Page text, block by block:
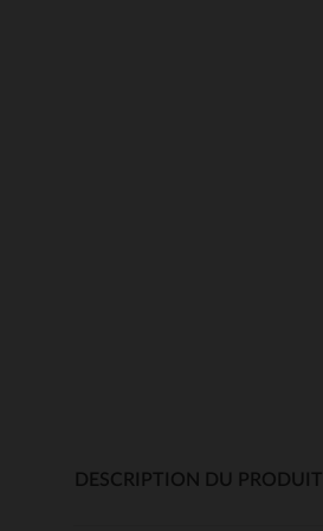
DESCRIPTION DU PRODUIT